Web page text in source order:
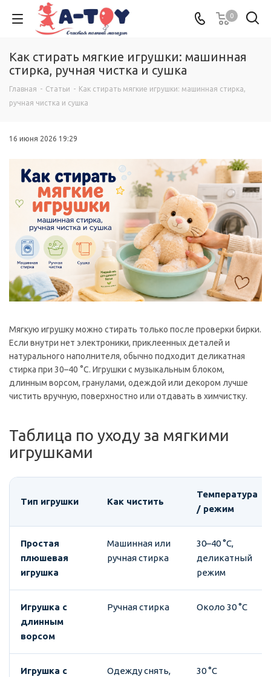
0
Как стирать мягкие игрушки: машинная
стирка, ручная чистка и сушка
Главная - Статьи - Как стирать мягкие игрушки: машинная стирка,
ручная чистка и сушка
16 июня 2026 19:29
Мягкую игрушку можно стирать только после проверки бирки.
Если внутри нет электроники, приклеенных деталей и
натурального наполнителя, обычно подходит деликатная
стирка при 30–40 °C. Игрушки с музыкальным блоком,
длинным ворсом, гранулами, одеждой или декором лучше
чистить вручную, поверхностно или отдавать в химчистку.
Таблица по уходу за мягкими
игрушками
Тип игрушки Как чистить
Температура
/ режим
Простая
плюшевая
игрушка
Машинная или
ручная стирка
30–40 °C,
деликатный
режим
Игрушка с
длинным
ворсом
Ручная стирка Около 30 °C
Игрушка с
Одежду снять,
30 °C